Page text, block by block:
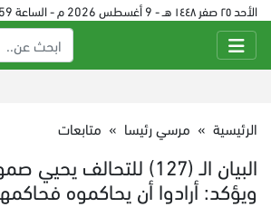
الأحد ٢٥ صفر ١٤٤٨ هـ - 9 أغسطس 2026 م - الساعة 03:59 م
الرئيسية » مرسي رئيسا » متابعات
البيان الـ (127) للتحالف
ويؤكد: أرادوا أن يحاكموه